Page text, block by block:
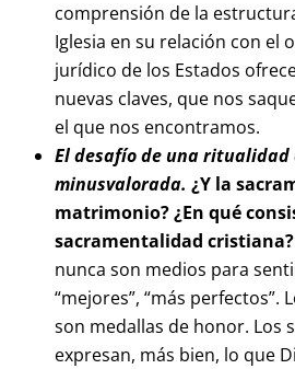
comprensión de la
Iglesia en su relación con el
jurídico de los Estados
nuevas claves, que nos
el que nos encontramos.
El desafío de una
minusvalorada. ¿Y la
matrimonio? ¿En qué
sacramentalidad cristiana?
nunca son medios para
“mejores”, “más perfectos”.
son medallas de honor. Los
expresan, más bien, lo que